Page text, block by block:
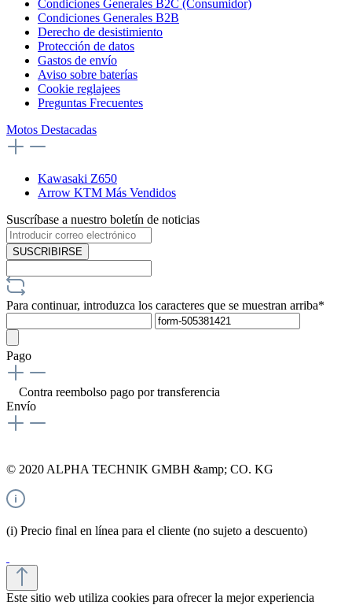
Condiciones Generales B2C (Consumidor)
Condiciones Generales B2B
Derecho de desistimiento
Protección de datos
Gastos de envío
Aviso sobre baterías
Cookie reglajees
Preguntas Frecuentes
Motos Destacadas
Kawasaki Z650
Arrow KTM Más Vendidos
Suscríbase a nuestro boletín de noticias
SUSCRIBIRSE
Para continuar, introduzca los caracteres que se muestran arriba*
Pago
Contra reembolso pago por transferencia
Envío
© 2020 ALPHA TECHNIK GMBH &amp; CO. KG
(i) Precio final en línea para el cliente (no sujeto a descuento)
Este sitio web utiliza cookies para ofrecer la mejor experiencia